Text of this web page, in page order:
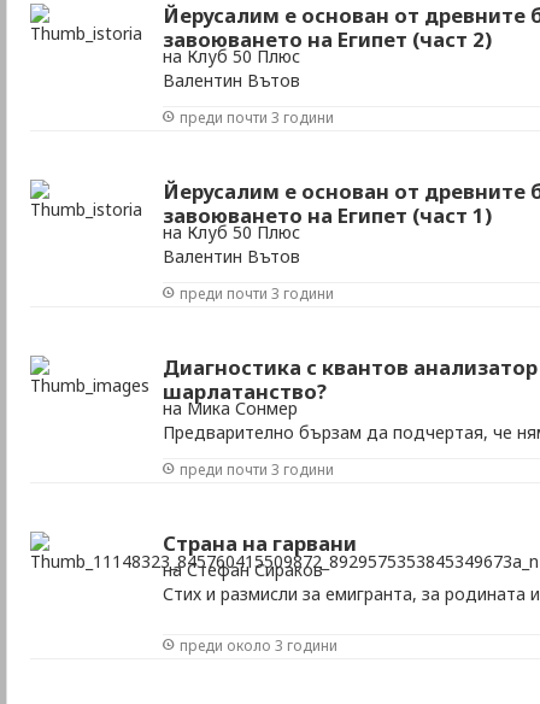
Йерусалим е основан от древните
завоюването на Египет (част 2)
на Клуб 50 Плюс
Валентин Вътов
преди почти 3 години
Йерусалим е основан от древните
завоюването на Египет (част 1)
на Клуб 50 Плюс
Валентин Вътов
преди почти 3 години
Диагностика с квантов
шарлатанство?
на Мика Сонмер
Предварително бързам да подчертая, че
знания, за да си отговоря категорично на
лични впечатления от изследването с този
преди почти 3 години
Страна на гарвани
на Стефан Сираков
Стих и размисли за емигранта, за родината
преди около 3 години